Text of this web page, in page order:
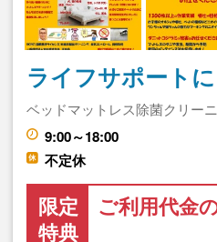
ライフサポート
ベッドマットレス除菌クリー
9:00～18:00
不定休
限定
特典
ご利用代金